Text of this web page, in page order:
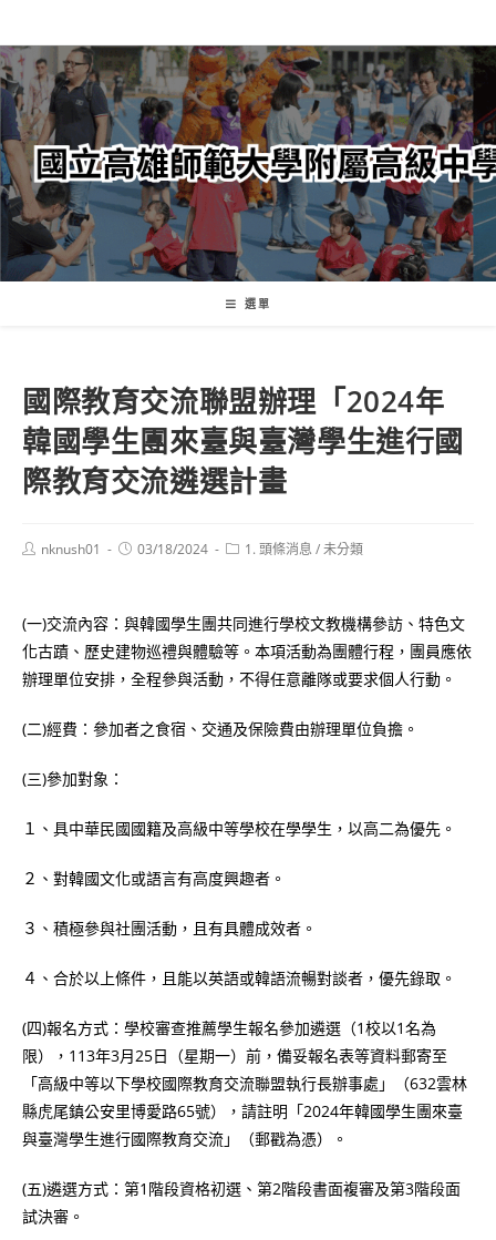
轉
至
主
內
容
選單
國際教育交流聯盟辦理「2024年
韓國學生團來臺與臺灣學生進行國
際教育交流遴選計畫
Postnknush01
Post03/18/2024
Post1. 頭條消息 /未分類
(一)交流內容：與韓國學生團共同進行學校文教機構參訪、特色文
化古蹟、歷史建物巡禮與體驗等。本項活動為團體行程，團員應依
辦理單位安排，全程參與活動，不得任意離隊或要求個人行動。
(二)經費：參加者之食宿、交通及保險費由辦理單位負擔。
(三)參加對象：
１、具中華民國國籍及高級中等學校在學學生，以高二為優先。
２、對韓國文化或語言有高度興趣者。
３、積極參與社團活動，且有具體成效者。
４、合於以上條件，且能以英語或韓語流暢對談者，優先錄取。
(四)報名方式：學校審查推薦學生報名參加遴選（1校以1名為
限），113年3月25日（星期一）前，備妥報名表等資料郵寄至
「高級中等以下學校國際教育交流聯盟執行長辦事處」（632雲林
縣虎尾鎮公安里博愛路65號），請註明「2024年韓國學生團來臺
與臺灣學生進行國際教育交流」（郵戳為憑）。
(五)遴選方式：第1階段資格初選、第2階段書面複審及第3階段面
試決審。